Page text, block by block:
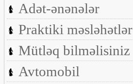
Adət-ənənələr
Praktiki məsləhətlər
Mütləq bilməlisiniz
Avtomobil